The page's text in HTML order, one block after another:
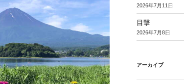
2026年7月11日
目撃
2026年7月8日
アーカイブ